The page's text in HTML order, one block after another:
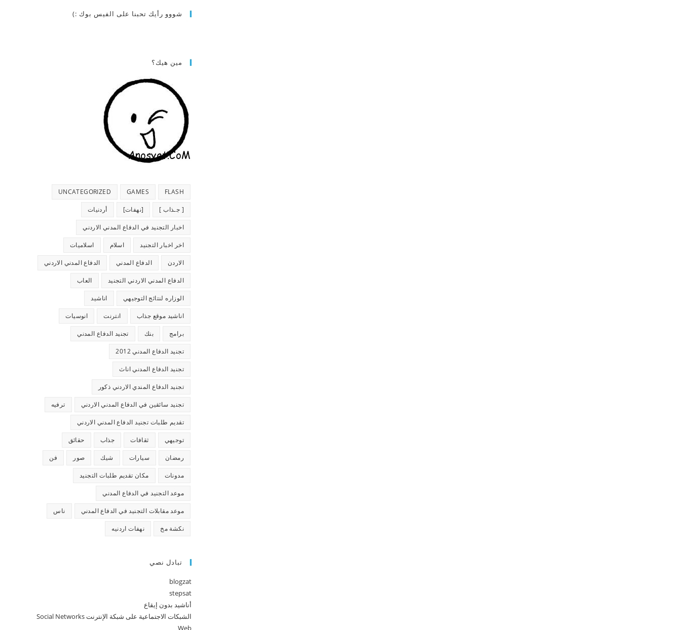
شووو رأيك تحبنا على الفيس بوك :)
مين هيك؟
FLASH
GAMES
UNCATEGORIZED
[ جـذاب ] [نهفات] أردنيات
اخبار التجنيد في الدفاع المدني الاردني
اخر اخبار التجنيد اسلام اسلاميات
الاردن الدفاع المدني الدفاع المدني الاردني
الدفاع المدني الاردني التجنيد العاب
الوزاره لنتائج التوجيهي اناشيد
اناشيد موقع جذاب انترنت انوسيات
برامج بنك تجنيد الدفاع المدني
تجنيد الدفاع المدني 2012
تجنيد الدفاع المدني اناث
تجنيد الدفاع المندي الاردني ذكور
تجنيد سائقين في الدفاع المدني الاردني ترفيه
تقديم طلبات تجنيد الدفاع المدني الاردني
توجيهي ثقافات جذاب حقائق
رمضان سيارات شيك صور فن
مدونات مكان تقديم طلبات التجنيد
موعد التجنيد في الدفاع المدني
موعد مقابلات التجنيد في الدفاع المدني ناس
نكشة مخ نهفات اردنيه
تبادل نصي
blogzat
stepsat
أناشيد بدون إيقاع
الشبكات الاجتماعية على شبكة الإنترنت Social Networks
Web